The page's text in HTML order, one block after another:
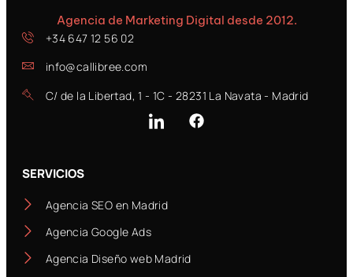
Agencia de Marketing Digital desde 2012.
+34 647 12 56 02
info@callibree.com
C/ de la Libertad, 1 - 1C - 28231 La Navata - Madrid
SERVICIOS
Agencia SEO en Madrid
Agencia Google Ads
Agencia Diseño web Madrid